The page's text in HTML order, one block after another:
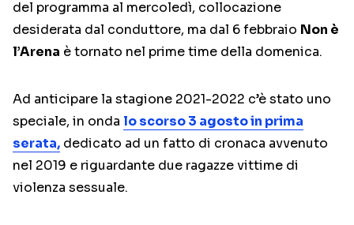
del programma al mercoledì, collocazione
desiderata dal conduttore, ma dal 6 febbraio Non è
l’Arena è tornato nel prime time della domenica.
Ad anticipare la stagione 2021-2022 c’è stato uno
speciale, in onda lo scorso 3 agosto in prima
serata, dedicato ad un fatto di cronaca avvenuto
nel 2019 e riguardante due ragazze vittime di
violenza sessuale.